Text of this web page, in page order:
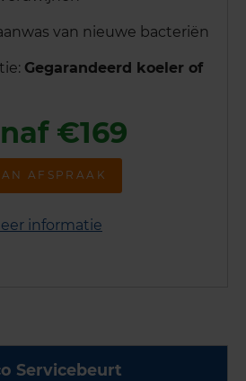
van nieuwe bacteriën
Gegarandeerd koeler of
€169
AFSPRAAK
informatie
Servicebeurt